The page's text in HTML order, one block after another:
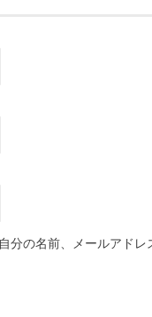
の名前、メールアドレ